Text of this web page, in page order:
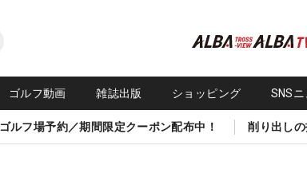
ゴルフ動画 雑誌出版 ショッピング SNS
ゴルフ場予約／期間限定クーポン配布中！ 削り出し